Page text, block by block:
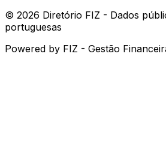
© 2026 Diretório FIZ - Dados
portuguesas
Powered by FIZ - Gestão